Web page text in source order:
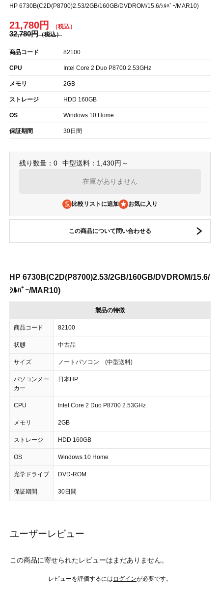
HP 6730B(C2D(P8700)2.53/2GB/160GB/DVDROM/15.6/ｼﾙﾊﾞｰ/MAR10)
21,780円
32,780円
商品コード 82100
CPU Intel Core 2 Duo P8700 2.53GHz
メモリ 2GB
ストレージ HDD 160GB
OS Windows 10 Home
保証期間 30日間
残り数量：0 中型送料：1,430円～
在庫がありません
比較リストに追加
この商品について問い合わせる
HP 6730B(C2D(P8700)2.53/2GB/160GB/DVDROM/15.6/
ｼﾙﾊﾞｰ/MAR10)
製品の特徴
商品コード 82100
状態 中古品
サイズ ノートパソコン (中型送料)
パソコンメー
カー
日本HP
CPU Intel Core 2 Duo P8700 2.53GHz
メモリ 2GB
ストレージ HDD 160GB
OS Windows 10 Home
光学ドライブ DVD-ROM
保証期間 30日間
ユーザーレビュー
この商品に寄せられたレビューはまだありません。
レビューを評価するには ログインが必要です。